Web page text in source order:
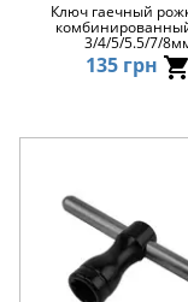
Ключ гаечный
3/4/5/5.5/7/
135 грн